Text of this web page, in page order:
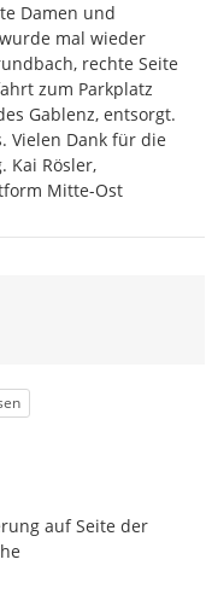
Damen und
mal wieder
rechte Seite
zum Parkplatz
Gablenz, entsorgt.
Vielen Dank für die
Kai Rösler,
Mitte-Ost
auf Seite der